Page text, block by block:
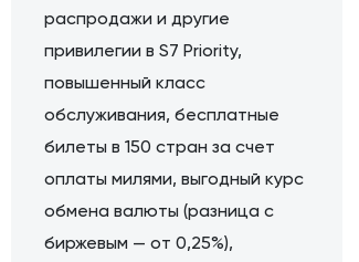
распродажи и другие
привилегии в S7 Priority,
повышенный класс
обслуживания, бесплатные
билеты в 150 стран за счет
оплаты милями, выгодный курс
обмена валюты (разница с
биржевым — от 0,25%),